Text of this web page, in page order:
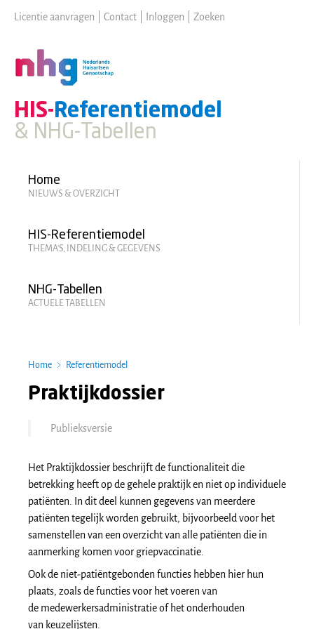
content
Licentie aanvragen Contact Inloggen Zoeken
HIS-Referentiemodel
& NHG-Tabellen
Home
NIEUWS & OVERZICHT
HIS-Referentiemodel
THEMA'S, INDELING & GEGEVENS
NHG-Tabellen
ACTUELE TABELLEN
Home Referentiemodel
Praktijkdossier
Publieksversie
Het Praktijkdossier beschrijft de functionaliteit die
betrekking heeft op de gehele praktijk en niet op individuele
patiënten. In dit deel kunnen gegevens van meerdere
patiënten tegelijk worden gebruikt, bijvoorbeeld voor het
samenstellen van een overzicht van alle patiënten die in
aanmerking komen voor griepvaccinatie.
Ook de niet-patiëntgebonden functies hebben hier hun
plaats, zoals de functies voor het voeren van
de medewerkersadministratie of het onderhouden
van keuzelijsten.